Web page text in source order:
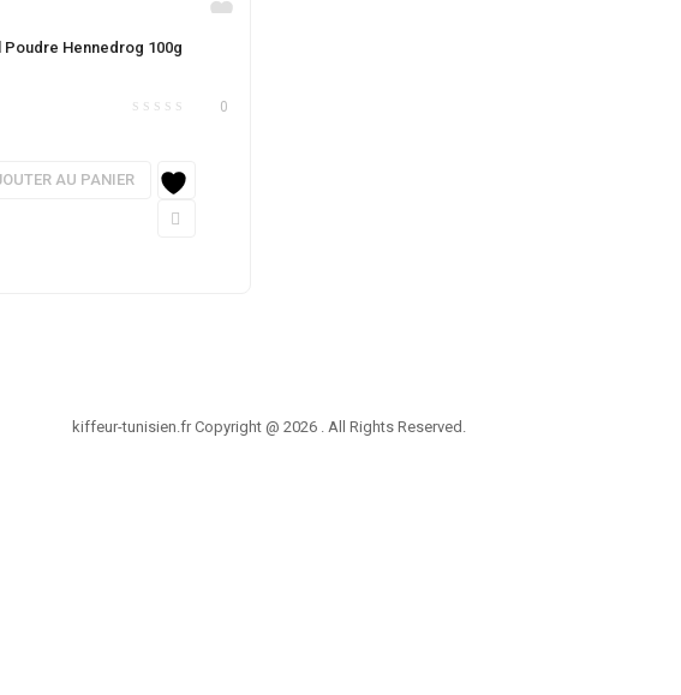
Poudre Hennedrog 100g
0
AU PANIER
kiffeur-tunisien.fr Copyright @ 2026 . All Rights Reserved.